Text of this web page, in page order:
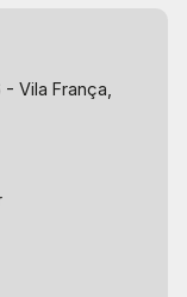
Vila França,